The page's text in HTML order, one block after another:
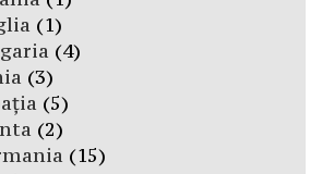
(1)
(4)
(3)
(5)
(2)
(15)